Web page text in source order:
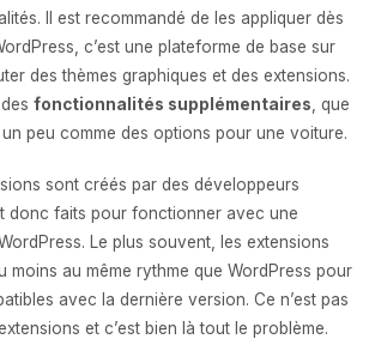
Il est recommandé de les appliquer dès
c’est une plateforme de base sur
des thèmes graphiques et des extensions.
fonctionnalités supplémentaires , que
un peu comme des options pour une voiture.
sont créés par des développeurs
donc faits pour fonctionner avec une
Le plus souvent, les extensions
moins au même rythme que WordPress pour
avec la dernière version. Ce n’est pas
et c’est bien là tout le problème.